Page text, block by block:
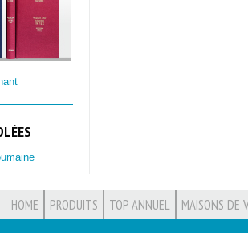
HOME PRODUITS TOP ANNUEL MAISONS DE